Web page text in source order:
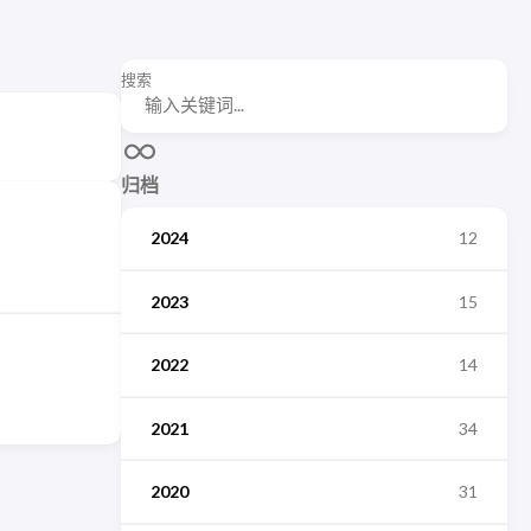
搜索
归档
2024 12
2023 15
2022 14
2021 34
2020 31